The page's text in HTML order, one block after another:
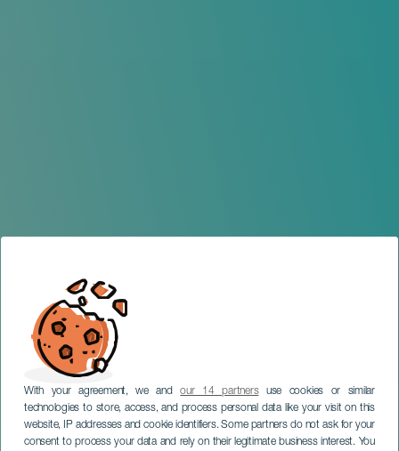
With your agreement, we andour 14 partnersuse cookies or similar
technologies to store, access, and process personal data like your visit on this
website, IP addresses and cookie identifiers. Some partners do not ask for your
consent to process your data and rely on their legitimate business interest. You
TENERIFE